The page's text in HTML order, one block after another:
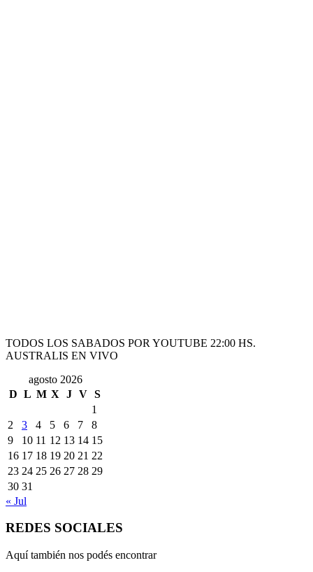
TODOS LOS SABADOS POR YOUTUBE 22:00 HS.
AUSTRALIS EN VIVO
agosto 2026
D L M X J V S
1
2
3 4 5 6 7
8
9
10 11 12 13 14 15
16 17 18 19 20 21 22
23 24 25 26 27 28 29
30 31
« Jul
REDES SOCIALES
Aquí también nos podés encontrar